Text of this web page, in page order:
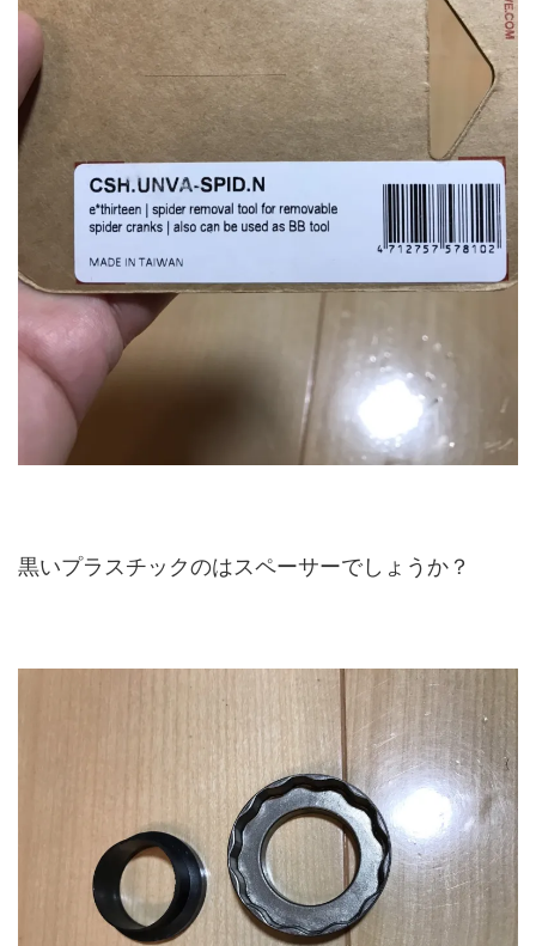
黒いプラスチックのはスペーサーでしょうか？